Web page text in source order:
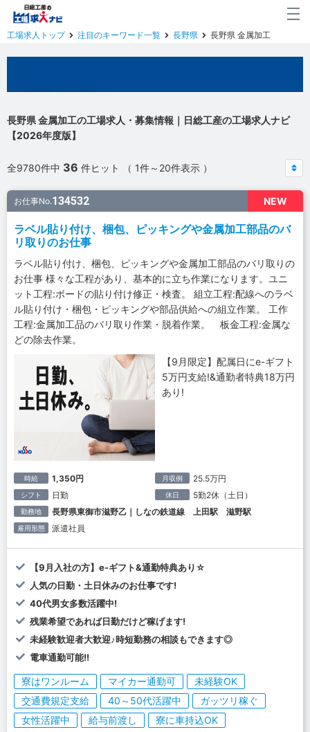
工場求人トップ 注目のキーワード一覧 長野県 長野県 金属加工
長野県 金属加工の工場求人・募集情報｜日総工産の工場求人ナビ
【2026年度版】
全9780件中 36 件ヒット （ 1件～20件表示 ）
NEW
お仕事No.134532
ラベル貼り付け、梱包、ピッキングや金属加工部品のバ
リ取りのお仕事
ラベル貼り付け、梱包、ピッキングや金属加工部品のバリ取りの
お仕事 様々な工程があり、基本的に立ち作業になります。ユニ
ット工程:ボードの貼り付け修正・検査。 組立工程:配線へのラベ
ル貼り付け・梱包・ピッキングや部品供給への組立作業。 工作
工程:金属加工品のバリ取り作業・脱着作業。 板金工程:金属な
どの除去作業。
【9月限定】配属日にe-ギフト
5万円支給!&通勤者特典18万円
あり!
時給 1,350円 月収例 25.5万円
シフト 日勤 休日 5勤2休（土日）
勤務地 長野県東御市滋野乙｜しなの鉄道線 上田駅 滋野駅
雇用形態 派遣社員
【9月入社の方】e-ギフト&通勤特典あり☆
人気の日勤・土日休みのお仕事です!
40代男女多数活躍中!
残業希望であれば日勤だけど稼げます!
未経験歓迎者大歓迎♪時短勤務の相談もできます◎
電車通勤可能!!
寮はワンルーム マイカー通勤可
未経験OK
交通費規定支給
40～50代活躍中
ガッツリ稼ぐ
女性活躍中
給与前渡し
寮に車持込OK